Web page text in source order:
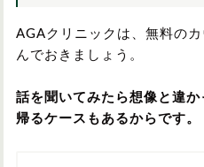
AGAクリニックは、無料の
んでおきましょう。
話を聞いてみたら想像と違
帰るケースもあるからです。